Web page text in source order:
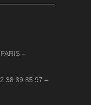
–
38 39 85 97 –